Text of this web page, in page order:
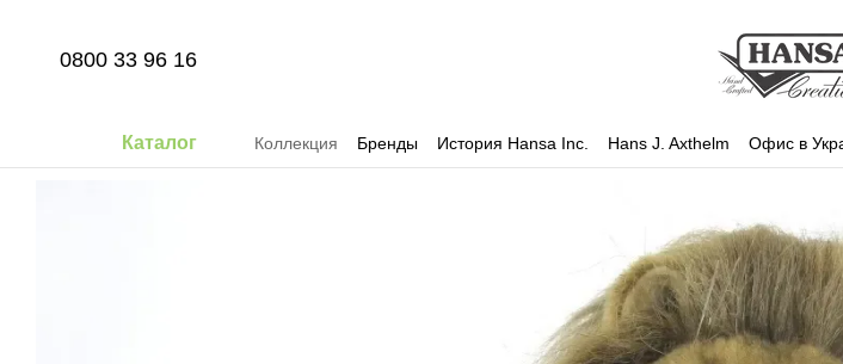
0800 33 96 16
Каталог Коллекция Бренды История Hansa Inc. Hans J. Axthelm Офис в